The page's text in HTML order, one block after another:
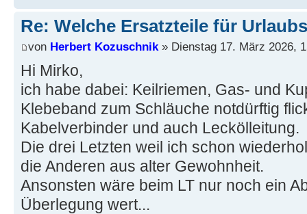
Re: Welche Ersatzteile für
von Herbert Kozuschnik » Dienstag 17. März 2026,
Hi Mirko,
ich habe dabei: Keilriemen, Gas- und
Klebeband zum Schläuche notdürftig
Kabelverbinder und auch Leckölleitung.
Die drei Letzten weil ich schon
die Anderen aus alter Gewohnheit.
Ansonsten wäre beim LT nur noch ein
Überlegung wert...